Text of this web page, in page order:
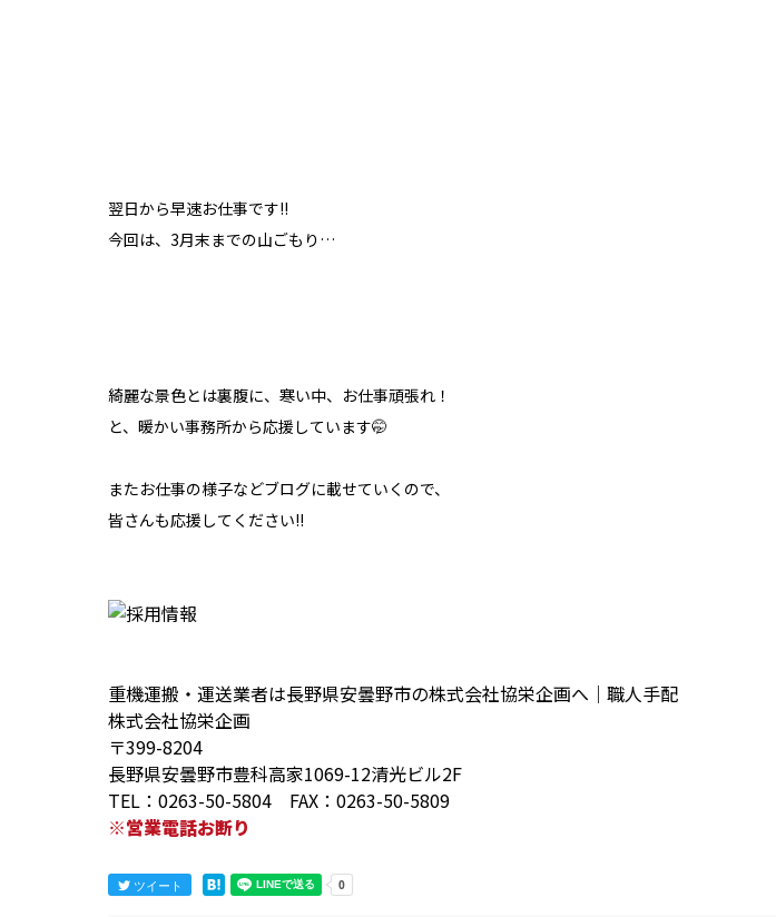
翌日から早速お仕事です!!
今回は、3月末までの山ごもり…
綺麗な景色とは裏腹に、寒い中、お仕事頑張れ！
と、暖かい事務所から応援しています🤭
またお仕事の様子などブログに載せていくので、
皆さんも応援してください!!
重機運搬・運送業者は長野県安曇野市の株式会社協栄企画へ｜職人手配
株式会社協栄企画
〒399-8204
長野県安曇野市豊科高家1069-12清光ビル2F
TEL：0263-50-5804 FAX：0263-50-5809
※営業電話お断り
ツイート